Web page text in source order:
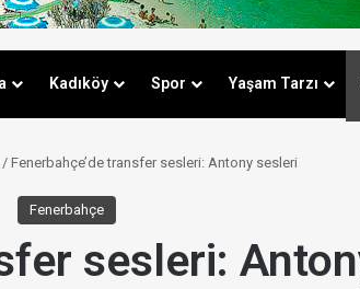
Kadıköy Spor Yaşam Tarzı
/ Fenerbahçe’de transfer sesleri: Antony sesleri
Fenerbahçe
sesleri: